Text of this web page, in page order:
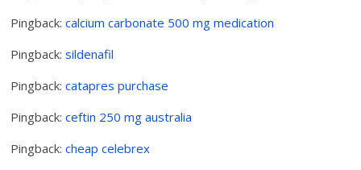
Pingback:calcium carbonate 500 mg medication
Pingback:sildenafil
Pingback:catapres purchase
Pingback:ceftin 250 mg australia
Pingback:cheap celebrex